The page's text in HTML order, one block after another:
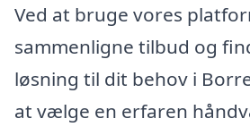
Ved at bruge vores
sammenligne tilbud og
løsning til dit behov i
at vælge en erfaren